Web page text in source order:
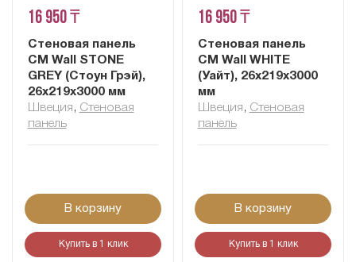
16 950 ₸
Стеновая панель
CM Wall STONE
GREY (Стоун Грэй),
26x219x3000 мм
Швеция , Cтеновая
панель
В корзину
Купить в 1 клик
16 950 ₸
Стеновая панель
CM Wall WHITE
(Уайт), 26x219x3000
мм
Швеция , Cтеновая
панель
В корзину
Купить в 1 клик